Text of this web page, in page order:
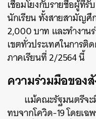
เชื่อมโยงกับรายชื่อผู้ที่รั
นักเรียน ทั้งสายสามัญ
2,000 บาท และทำงาน
เขตทั่วประเทศในการติ
ภาคเรียนที่ 2/2564 นี้
ความร่วมมือขอ
แม้คณะรัฐมนตรีจะ
ทบจากโควิด-19 โดยเฉ